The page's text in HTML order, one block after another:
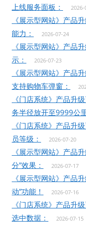
上线服务面板：
2026-
《展示型网站》产
能力：
2026-07-24
《展示型网站》产品
示：
2026-07-23
《展示型网站》产品
支持购物车弹窗：
《门店系统》产品升
务半径放开至9999公
《门店系统》产品升
员等级：
2026-07-20
《展示型网站》产品
分”效果：
2026-07-17
《展示型网站》产品
动”功能！
2026-07-16
《门店系统》产品升
选中数据：
2026-07-15